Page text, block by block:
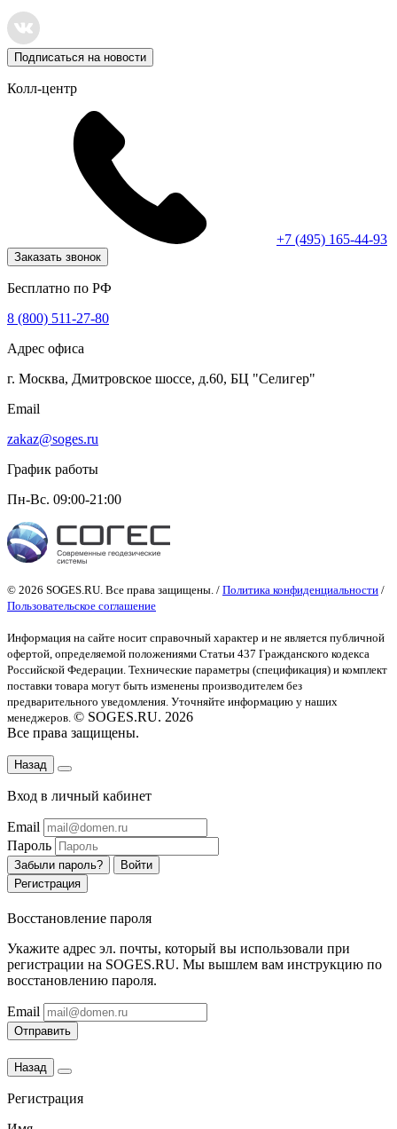
Подписаться на новости
Колл-центр
+7 (495) 165-44-93
Заказать звонок
Бесплатно по РФ
8 (800) 511-27-80
Адрес офиса
г. Москва, Дмитровское шоссе, д.60, БЦ "Селигер"
Email
zakaz@soges.ru
График работы
Пн-Вс. 09:00-21:00
© 2026 SOGES.RU. Все права защищены. / Политика конфиденциальности /
Пользовательское соглашение
Информация на сайте носит справочный характер и не является публичной
офертой , определяемой положениями Статьи 437 Гражданского кодекса
Российской Федерации. Технические параметры (спецификация) и комплект
поставки товара могут быть изменены производителем без
предварительного уведомления. Уточняйте информацию у наших
менеджеров. © SOGES.RU. 2026
Все права защищены.
Назад
Вход в личный кабинет
Email
Пароль
Забыли пароль?
Войти
Регистрация
Восстановление пароля
Укажите адрес эл. почты, который вы использовали при
регистрации на SOGES.RU. Мы вышлем вам инструкцию по
восстановлению пароля.
Email
Отправить
Назад
Регистрация